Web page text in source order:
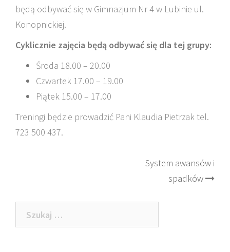
będą odbywać się w Gimnazjum Nr 4 w Lubinie ul.
Konopnickiej.
Cyklicznie zajęcia będą odbywać się dla tej grupy:
Środa 18.00 – 20.00
Czwartek 17.00 – 19.00
Piątek 15.00 – 17.00
Treningi będzie prowadzić Pani Klaudia Pietrzak tel.
723 500 437.
System awansów i
spadków
Szukaj: